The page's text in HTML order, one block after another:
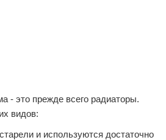
- это прежде всего радиаторы.
видов:
и используются достаточно